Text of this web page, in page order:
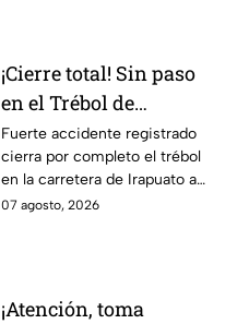
¡Cierre total! Sin paso
en el Trébol de
Irapuato; toma estas
vías alternas
Fuerte accidente registrado
cierra por completo el trébol
en la carretera de Irapuato a
Abasolo
07 agosto, 2026
¡Atención, toma